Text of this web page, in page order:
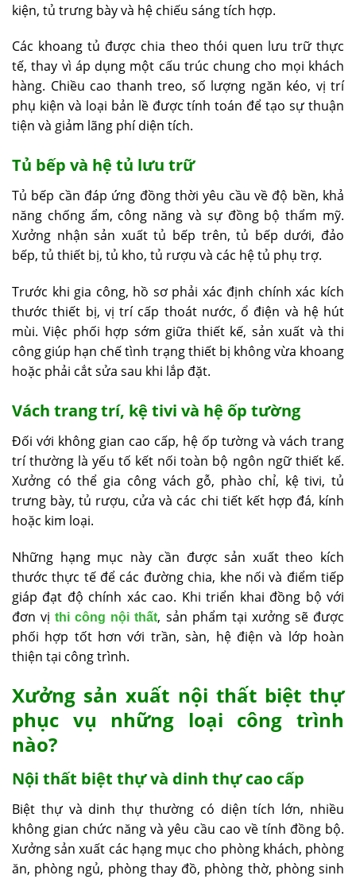
kiện, tủ trưng bày và hệ chiếu sáng tích hợp.
Các khoang tủ được chia theo thói quen lưu trữ thực
tế, thay vì áp dụng một cấu trúc chung cho mọi khách
hàng. Chiều cao thanh treo, số lượng ngăn kéo, vị trí
phụ kiện và loại bản lề được tính toán để tạo sự thuận
tiện và giảm lãng phí diện tích.
Tủ bếp và hệ tủ lưu trữ
Tủ bếp cần đáp ứng đồng thời yêu cầu về độ bền, khả
năng chống ẩm, công năng và sự đồng bộ thẩm mỹ.
Xưởng nhận sản xuất tủ bếp trên, tủ bếp dưới, đảo
bếp, tủ thiết bị, tủ kho, tủ rượu và các hệ tủ phụ trợ.
Trước khi gia công, hồ sơ phải xác định chính xác kích
thước thiết bị, vị trí cấp thoát nước, ổ điện và hệ hút
mùi. Việc phối hợp sớm giữa thiết kế, sản xuất và thi
công giúp hạn chế tình trạng thiết bị không vừa khoang
hoặc phải cắt sửa sau khi lắp đặt.
Vách trang trí, kệ tivi và hệ ốp tường
Đối với không gian cao cấp, hệ ốp tường và vách trang
trí thường là yếu tố kết nối toàn bộ ngôn ngữ thiết kế.
Xưởng có thể gia công vách gỗ, phào chỉ, kệ tivi, tủ
trưng bày, tủ rượu, cửa và các chi tiết kết hợp đá, kính
hoặc kim loại.
Những hạng mục này cần được sản xuất theo kích
thước thực tế để các đường chia, khe nối và điểm tiếp
giáp đạt độ chính xác cao. Khi triển khai đồng bộ với
đơn vịthi công nội thất, sản phẩm tại xưởng sẽ được
phối hợp tốt hơn với trần, sàn, hệ điện và lớp hoàn
thiện tại công trình.
Xưởng sản xuất nội thất biệt thự
phục vụ những loại công trình
nào?
Nội thất biệt thự và dinh thự cao cấp
Biệt thự và dinh thự thường có diện tích lớn, nhiều
không gian chức năng và yêu cầu cao về tính đồng bộ.
Xưởng sản xuất các hạng mục cho phòng khách, phòng
ăn, phòng ngủ, phòng thay đồ, phòng thờ, phòng sinh